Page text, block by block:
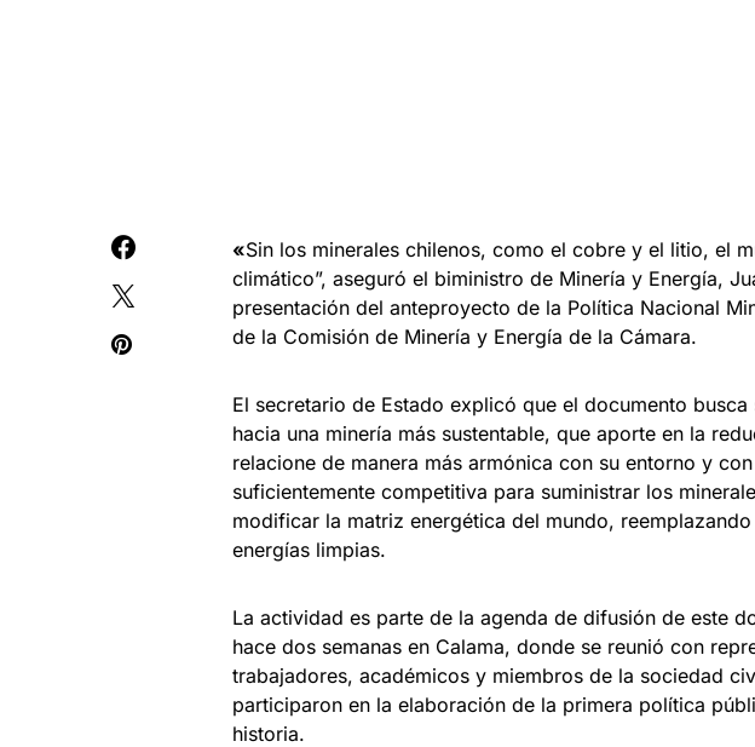
«Sin los minerales chilenos, como el cobre y el litio, el
climático”, aseguró el biministro de Minería y Energía,
presentación del anteproyecto de la Política Nacional
de la Comisión de Minería y Energía de la Cámara.
El secretario de Estado explicó que el documento
hacia una minería más sustentable, que aporte en la
relacione de manera más armónica con su entorno y
suficientemente competitiva para suministrar los
modificar la matriz energética del mundo,
energías limpias.
La actividad es parte de la agenda de difusión de este
hace dos semanas en Calama, donde se reunió con
trabajadores, académicos y miembros de la sociedad
participaron en la elaboración de la primera política
historia.